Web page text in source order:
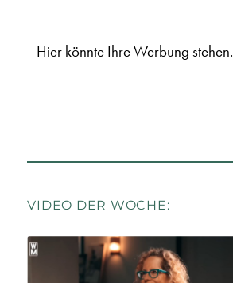
Hier könnte Ihre Werbung stehen.
VIDEO DER WOCHE: